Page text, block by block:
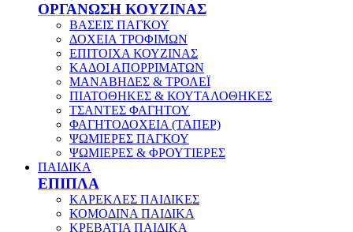
ΟΡΓΑΝΩΣΗ ΚΟΥΖΙΝΑΣ
ΒΑΣΕΙΣ ΠΑΓΚΟΥ
ΔΟΧΕΙΑ ΤΡΟΦΙΜΩΝ
ΕΠΙΤΟΙΧΑ ΚΟΥΖΙΝΑΣ
ΚΑΔΟΙ ΑΠΟΡΡΙΜΑΤΩΝ
ΜΑΝΑΒΗΔΕΣ & ΤΡΟΛΕΪ
ΠΙΑΤΟΘΗΚΕΣ & ΚΟΥΤΑΛΟΘΗΚΕΣ
ΤΣΑΝΤΕΣ ΦΑΓΗΤΟΥ
ΦΑΓΗΤΟΔΟΧΕΙΑ (ΤΑΠΕΡ)
ΨΩΜΙΕΡΕΣ ΠΑΓΚΟΥ
ΨΩΜΙΕΡΕΣ & ΦΡΟΥΤΙΕΡΕΣ
ΠΑΙΔΙΚΑ
ΕΠΙΠΛΑ
ΚΑΡΕΚΛΕΣ ΠΑΙΔΙΚΕΣ
ΚΟΜΟΔΙΝΑ ΠΑΙΔΙΚΑ
ΚΡΕΒΑΤΙΑ ΠΑΙΔΙΚΑ